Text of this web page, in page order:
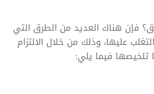
فإن هناك العديد من الطرق التي
عليها، وذلك من خلال الالتزام
تلخيصها فيما يلي: